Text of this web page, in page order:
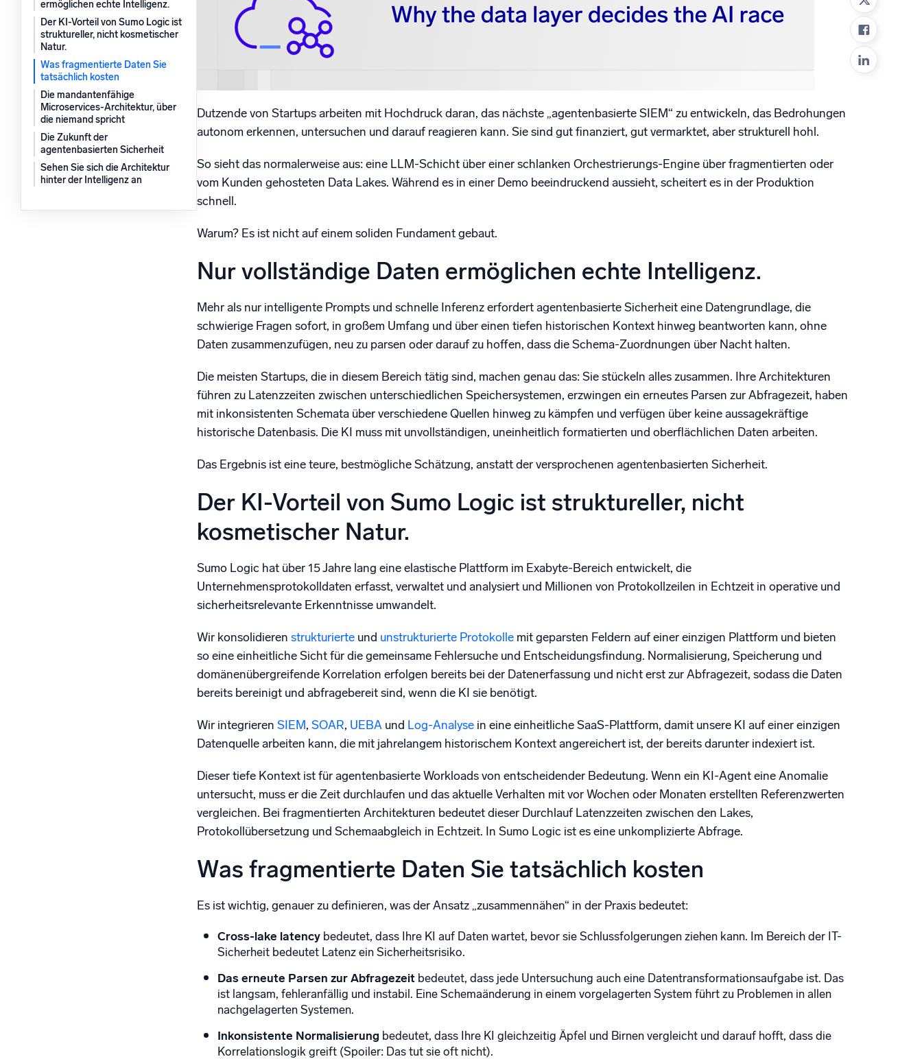
Leistungsstarke Integrationen Zertifizierungen
ermöglichen echte Intelligenz.
Der KI-Vorteil von Sumo Logic ist
struktureller, nicht kosmetischer
Natur.
Was fragmentierte Daten Sie
tatsächlich kosten
Die mandantenfähige
Microservices-Architektur, über
die niemand spricht
Die Zukunft der
agentenbasierten Sicherheit
Sehen Sie sich die Architektur
hinter der Intelligenz an
Dutzende von Startups arbeiten mit Hochdruck daran, das nächste „agentenbasierte SIEM“ zu entwickeln, das Bedrohungen
autonom erkennen, untersuchen und darauf reagieren kann. Sie sind gut finanziert, gut vermarktet, aber strukturell hohl.
So sieht das normalerweise aus: eine LLM-Schicht über einer schlanken Orchestrierungs-Engine über fragmentierten oder
vom Kunden gehosteten Data Lakes. Während es in einer Demo beeindruckend aussieht, scheitert es in der Produktion
schnell.
Warum? Es ist nicht auf einem soliden Fundament gebaut.
Nur vollständige Daten ermöglichen echte Intelligenz.
Mehr als nur intelligente Prompts und schnelle Inferenz erfordert agentenbasierte Sicherheit eine Datengrundlage, die
schwierige Fragen sofort, in großem Umfang und über einen tiefen historischen Kontext hinweg beantworten kann, ohne
Daten zusammenzufügen, neu zu parsen oder darauf zu hoffen, dass die Schema-Zuordnungen über Nacht halten.
Die meisten Startups, die in diesem Bereich tätig sind, machen genau das: Sie stückeln alles zusammen. Ihre Architekturen
führen zu Latenzzeiten zwischen unterschiedlichen Speichersystemen, erzwingen ein erneutes Parsen zur Abfragezeit, haben
mit inkonsistenten Schemata über verschiedene Quellen hinweg zu kämpfen und verfügen über keine aussagekräftige
historische Datenbasis. Die KI muss mit unvollständigen, uneinheitlich formatierten und oberflächlichen Daten arbeiten.
Das Ergebnis ist eine teure, bestmögliche Schätzung, anstatt der versprochenen agentenbasierten Sicherheit.
Der KI-Vorteil von Sumo Logic ist struktureller, nicht
kosmetischer Natur.
Sumo Logic hat über 15 Jahre lang eine elastische Plattform im Exabyte-Bereich entwickelt, die
Unternehmensprotokolldaten erfasst, verwaltet und analysiert und Millionen von Protokollzeilen in Echtzeit in operative und
sicherheitsrelevante Erkenntnisse umwandelt.
Wir konsolidieren strukturierteund unstrukturierte Protokollemit geparsten Feldern auf einer einzigen Plattform und bieten
so eine einheitliche Sicht für die gemeinsame Fehlersuche und Entscheidungsfindung. Normalisierung, Speicherung und
domänenübergreifende Korrelation erfolgen bereits bei der Datenerfassung und nicht erst zur Abfragezeit, sodass die Daten
bereits bereinigt und abfragebereit sind, wenn die KI sie benötigt.
Wir integrieren SIEM, SOAR, UEBAund Log-Analysein eine einheitliche SaaS-Plattform, damit unsere KI auf einer einzigen
Datenquelle arbeiten kann, die mit jahrelangem historischem Kontext angereichert ist, der bereits darunter indexiert ist.
Dieser tiefe Kontext ist für agentenbasierte Workloads von entscheidender Bedeutung. Wenn ein KI-Agent eine Anomalie
untersucht, muss er die Zeit durchlaufen und das aktuelle Verhalten mit vor Wochen oder Monaten erstellten Referenzwerten
vergleichen. Bei fragmentierten Architekturen bedeutet dieser Durchlauf Latenzzeiten zwischen den Lakes,
Protokollübersetzung und Schemaabgleich in Echtzeit. In Sumo Logic ist es eine unkomplizierte Abfrage.
Was fragmentierte Daten Sie tatsächlich kosten
Es ist wichtig, genauer zu definieren, was der Ansatz „zusammennähen“ in der Praxis bedeutet:
Cross-lake latencybedeutet, dass Ihre KI auf Daten wartet, bevor sie Schlussfolgerungen ziehen kann. Im Bereich der IT-
Sicherheit bedeutet Latenz ein Sicherheitsrisiko.
Das erneute Parsen zur Abfragezeitbedeutet, dass jede Untersuchung auch eine Datentransformationsaufgabe ist. Das
ist langsam, fehleranfällig und instabil. Eine Schemaänderung in einem vorgelagerten System führt zu Problemen in allen
nachgelagerten Systemen.
Inkonsistente Normalisierung bedeutet, dass Ihre KI gleichzeitig Äpfel und Birnen vergleicht und darauf hofft, dass die
Korrelationslogik greift (Spoiler: Das tut sie oft nicht).